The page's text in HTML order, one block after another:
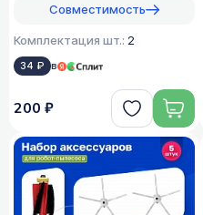
Совместимость
Комплектация шт.: 2
34 ₽ в
200 ₽